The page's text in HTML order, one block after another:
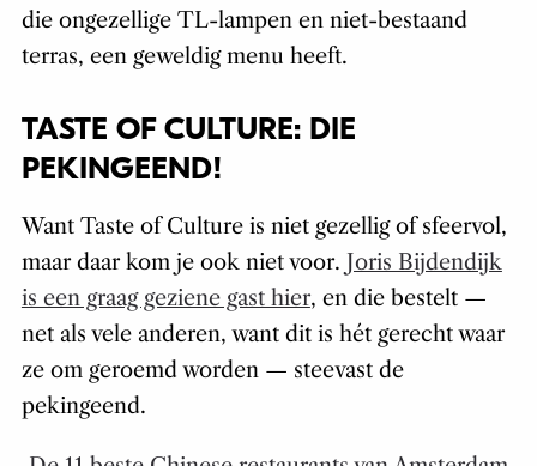
die ongezellige TL-lampen en niet-bestaand
terras, een geweldig menu heeft.
TASTE OF CULTURE: DIE
PEKINGEEND!
Want Taste of Culture is niet gezellig of sfeervol,
maar daar kom je ook niet voor. Joris Bijdendijk
is een graag geziene gast hier, en die bestelt —
net als vele anderen, want dit is hét gerecht waar
ze om geroemd worden — steevast de
pekingeend.